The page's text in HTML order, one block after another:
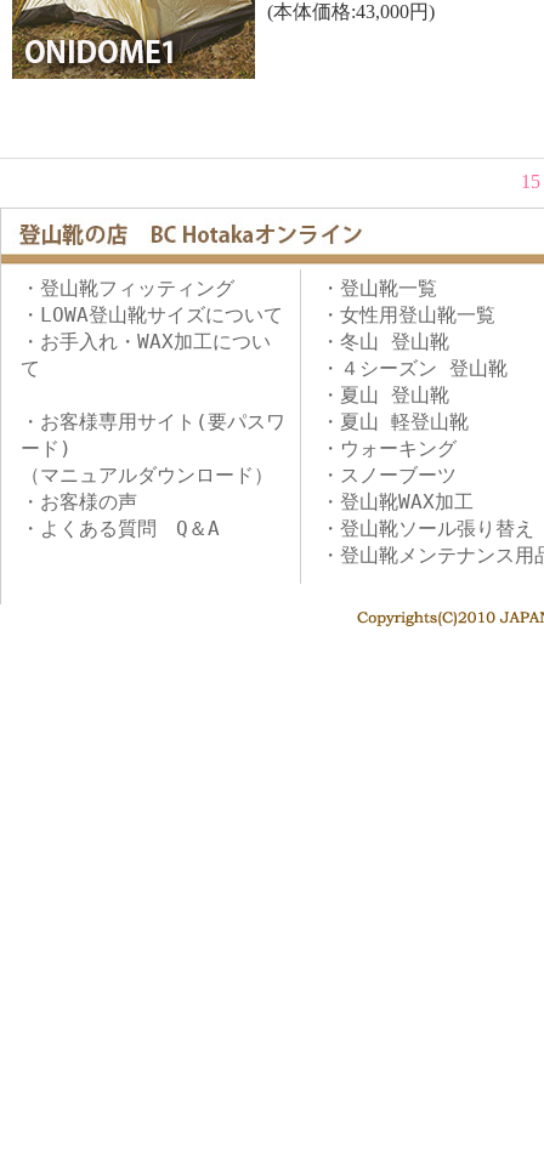
(本体価格:43,000円)
・登山靴フィッティング
・LOWA登山靴サイズについて
・お手入れ・WAX加工につい
て
・お客様専用サイト(要パスワ
ード)
（マニュアルダウンロード）
・お客様の声
・よくある質問 Q＆A
・登山靴一覧
・女性用登山靴一覧
・冬山 登山靴
・４シーズン 登山靴
・夏山 登山靴
・夏山 軽登山靴
・ウォーキング
・スノーブーツ
・登山靴WAX加工
・登山靴ソール張り替え
・登山靴メンテナンス用